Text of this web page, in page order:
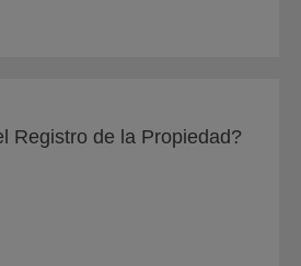
Registro de la Propiedad?